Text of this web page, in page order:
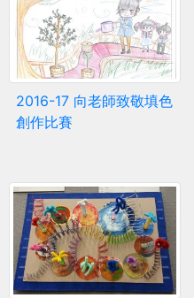
2016-17 向老師致敬填色
創作比賽